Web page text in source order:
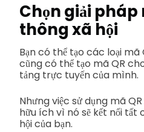
Chọn giải pháp
thông xã hội
Bạn có thể tạo các loại
cũng có thể tạo mã QR
tảng trực tuyến của mình.
Nhưng việc sử dụng mã
hữu ích vì nó sẽ kết nối
hội của bạn.